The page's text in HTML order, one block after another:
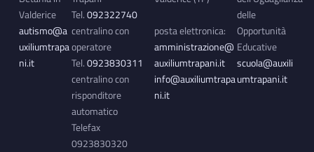
Valderice
autismo@a
uxiliumtrapa
ni.it
Tel.092322740
centralino con
operatore
Tel.0923830311
centralino con
risponditore
automatico
Telefax
0923830320
posta elettronica:
amministrazione@
auxiliumtrapani.it
info@auxiliumtrapa
ni.it
delle
Opportunità
Educative
scuola@auxili
umtrapani.it